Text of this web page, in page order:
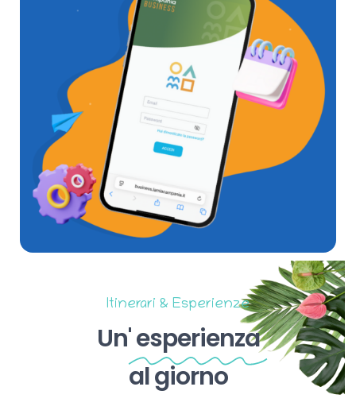
Itinerari & Esperienze
Un'esperienza
al giorno